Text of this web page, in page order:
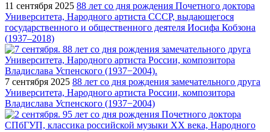
11 сентября 2025 88 лет со дня рождения Почетного доктора
Университета, Народного артиста СССР, выдающегося
государственного и общественного деятеля Иосифа Кобзона
(1937–2018)
7 сентября 2025 88 лет со дня рождения замечательного друга
Университета, Народного артиста России, композитора
Владислава Успенского (1937−2004)